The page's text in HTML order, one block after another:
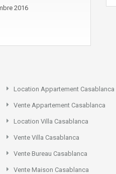
2016
Location Appartement Casablanca
Vente Appartement Casablanca
Location Villa Casablanca
Vente Villa Casablanca
Vente Bureau Casablanca
Vente Maison Casablanca